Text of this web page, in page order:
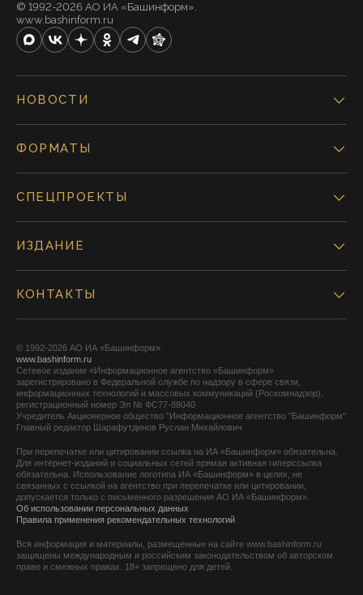
© 1992-2026 АО ИА «Башинформ».
www.bashinform.ru
НОВОСТИ
ФОРМАТЫ
СПЕЦПРОЕКТЫ
ИЗДАНИЕ
КОНТАКТЫ
© 1992-2026 АО ИА «Башинформ».
www.bashinform.ru
Сетевое издание «Информационное агентство «Башинформ»
зарегистрировано в Федеральной службе по надзору в сфере связи,
информационных технологий и массовых коммуникаций (Роскомнадзор),
регистрационный номер Эл № ФС77-88040
Учредитель Акционерное общество "Информационное агентство "Башинформ"
Главный редактор Шарафутдинов Руслан Михайлович
При перепечатке или цитировании ссылка на ИА «Башинформ» обязательна.
Для интернет-изданий и социальных сетей прямая активная гиперссылка
обязательна. Использование логотипа ИА «Башинформ» в целях, не
связанных с ссылкой на агентство при перепечатке или цитировании,
допускается только с письменного разрешения АО ИА «Башинформ».
Об использовании персональных данных
Правила применения рекомендательных технологий
Вся информация и материалы, размещенные на сайте www.bashinform.ru
защищены международным и российским законодательством об авторском
праве и смежных правах. 18+ запрещено для детей.